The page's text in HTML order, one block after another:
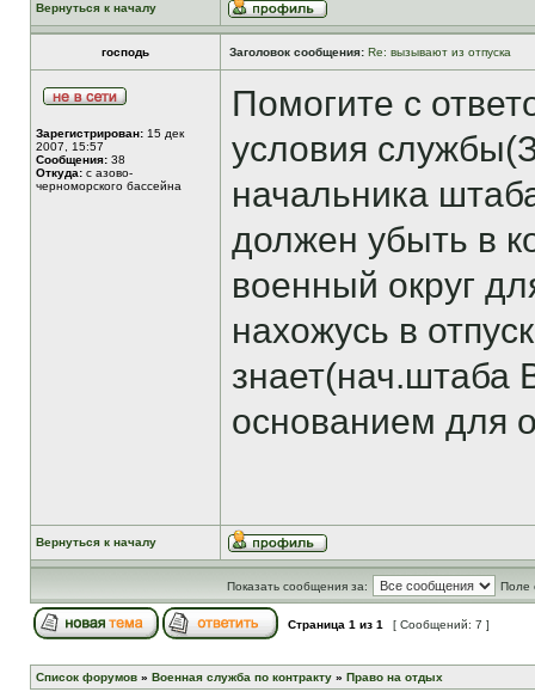
Вернуться к началу
господь Заголовок сообщения: Re: вызывают из отпуска
Зарегистрирован: 15 дек
2007, 15:57
Сообщения: 38
Откуда: с азово-
черноморского бассейна
Помогите с
условия
начальника
должен убыть в
военный округ
нахожусь в
знает(нач.штаба
основанием для
Вернуться к началу
Показать сообщения за: Поле
Страница 1 из 1 [ Сообщений: 7 ]
Список форумов » Военная служба по контракту » Право на отдых